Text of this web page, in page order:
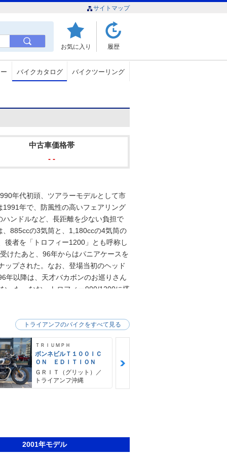
サイトマップ
お気に入り 履歴
バイクカタログ バイクツーリング
中古車価格帯
- -
年代初頭、ツアラーモデルとして市
年で、防風性の高いフェアリング
ンドルなど、長距離を少ない負担で
885ccの3気筒と、1,180ccの4気筒の
後者を「トロフィー1200」とも呼称し
けたあと、96年からはパニアケースを
ップされた。なお、登場当初のヘッド
年以降は、天才バカボンのお巡りさん
った。なお、トロフィー900/1200に搭
）は別項とした。
ＴＲＩＵＭＰＨ
ボンネビルＴ１００ＩＣ
ＯＮ ＥＤＩＴＩＯＮ
ＧＲＩＴ（グリット）／
トライアンフ沖縄
トライアンフのバイクをすべて見る
2001年モデル